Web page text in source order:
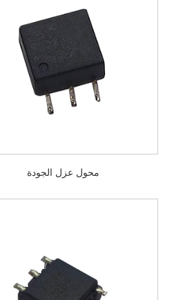
محول عزل الجودة